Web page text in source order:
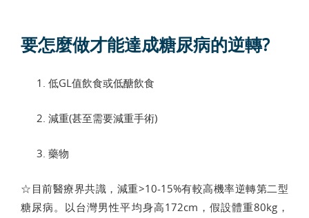
要怎麼做才能達成糖尿病的逆轉?
低GL值飲食或低醣飲食
減重(甚至需要減重手術)
藥物
☆目前醫療界共識，減重>10-15%有較高機率逆轉第二型
糖尿病。以台灣男性平均身高172cm，假設體重80kg，